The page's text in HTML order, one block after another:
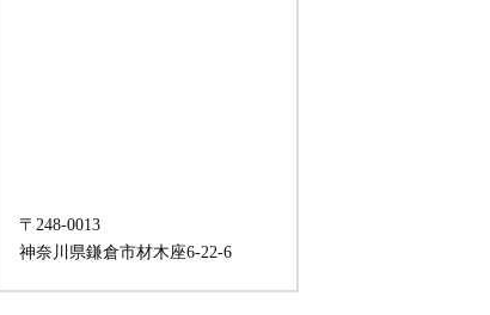
〒248-0013
神奈川県鎌倉市材木座6-22-6